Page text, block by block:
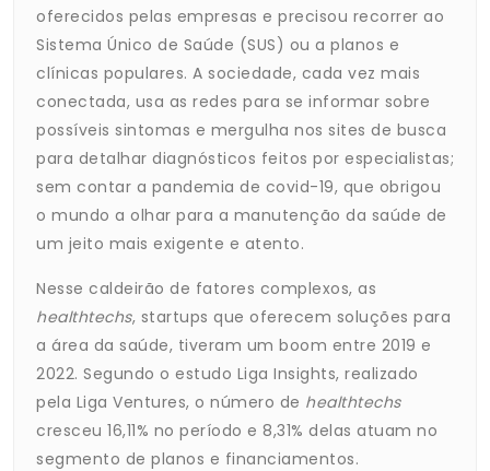
oferecidos pelas empresas e precisou recorrer ao
Sistema Único de Saúde (SUS) ou a planos e
clínicas populares. A sociedade, cada vez mais
conectada, usa as redes para se informar sobre
possíveis sintomas e mergulha nos sites de busca
para detalhar diagnósticos feitos por especialistas;
sem contar a pandemia de covid-19, que obrigou
o mundo a olhar para a manutenção da saúde de
um jeito mais exigente e atento.
Nesse caldeirão de fatores complexos, as
healthtechs, startups que oferecem soluções para
a área da saúde, tiveram um boom entre 2019 e
2022. Segundo o estudo Liga Insights, realizado
pela Liga Ventures, o número de healthtechs
cresceu 16,11% no período e 8,31% delas atuam no
segmento de planos e financiamentos.